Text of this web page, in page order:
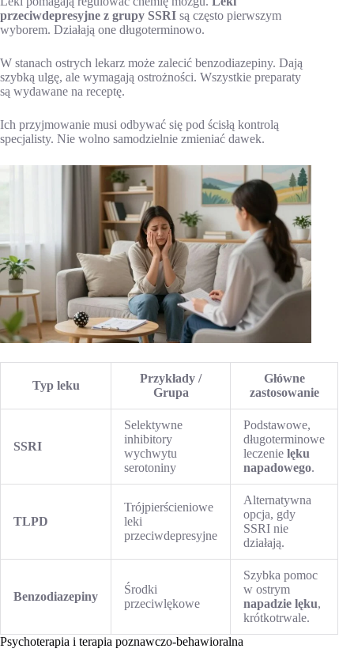
przeciwdepresyjne z grupy SSRI są często pierwszym
wyborem. Działają one długoterminowo.
W stanach ostrych lekarz może zalecić benzodiazepiny. Dają
szybką ulgę, ale wymagają ostrożności. Wszystkie preparaty
są wydawane na receptę.
Ich przyjmowanie musi odbywać się pod ścisłą kontrolą
specjalisty. Nie wolno samodzielnie zmieniać dawek.
Typ leku
Przykłady /
Grupa
Główne
zastosowanie
SSRI
Selektywne
inhibitory
wychwytu
serotoniny
Podstawowe,
długoterminowe
leczenie lęku
napadowego.
TLPD
Trójpierścieniowe
leki
przeciwdepresyjne
Alternatywna
opcja, gdy
SSRI nie
działają.
Benzodiazepiny
Środki
przeciwlękowe
Szybka pomoc
w ostrym
napadzie lęku,
krótkotrwale.
Psychoterapia i terapia poznawczo-behawioralna